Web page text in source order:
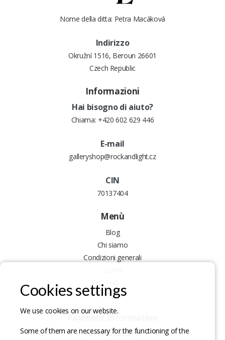
Nome della ditta: Petra Macáková
Indirizzo
Okružní 1516, Beroun 26601
Czech Republic
Informazioni
Hai bisogno di aiuto?
Chiama: +420 602 629 446
E-mail
galleryshop@rockandlight.cz
CIN
70137404
Menù
Blog
Chi siamo
Condizioni generali
Contact
Bank Account:
Cookies settings
We use cookies on our website.
Some of them are necessary for the functioning of the